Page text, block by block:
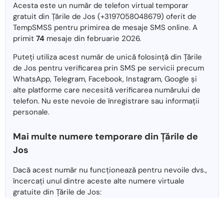
Acesta este un număr de telefon virtual temporar
gratuit din Țările de Jos (+3197058048679) oferit de
TempSMSS pentru primirea de mesaje SMS online. A
primit 74 mesaje din februarie 2026.
Puteți utiliza acest număr de unică folosință din Țările
de Jos pentru verificarea prin SMS pe servicii precum
WhatsApp, Telegram, Facebook, Instagram, Google și
alte platforme care necesită verificarea numărului de
telefon. Nu este nevoie de înregistrare sau informații
personale.
Mai multe numere temporare din Țările de
Jos
Dacă acest număr nu funcționează pentru nevoile dvs.,
încercați unul dintre aceste alte numere virtuale
gratuite din Țările de Jos: